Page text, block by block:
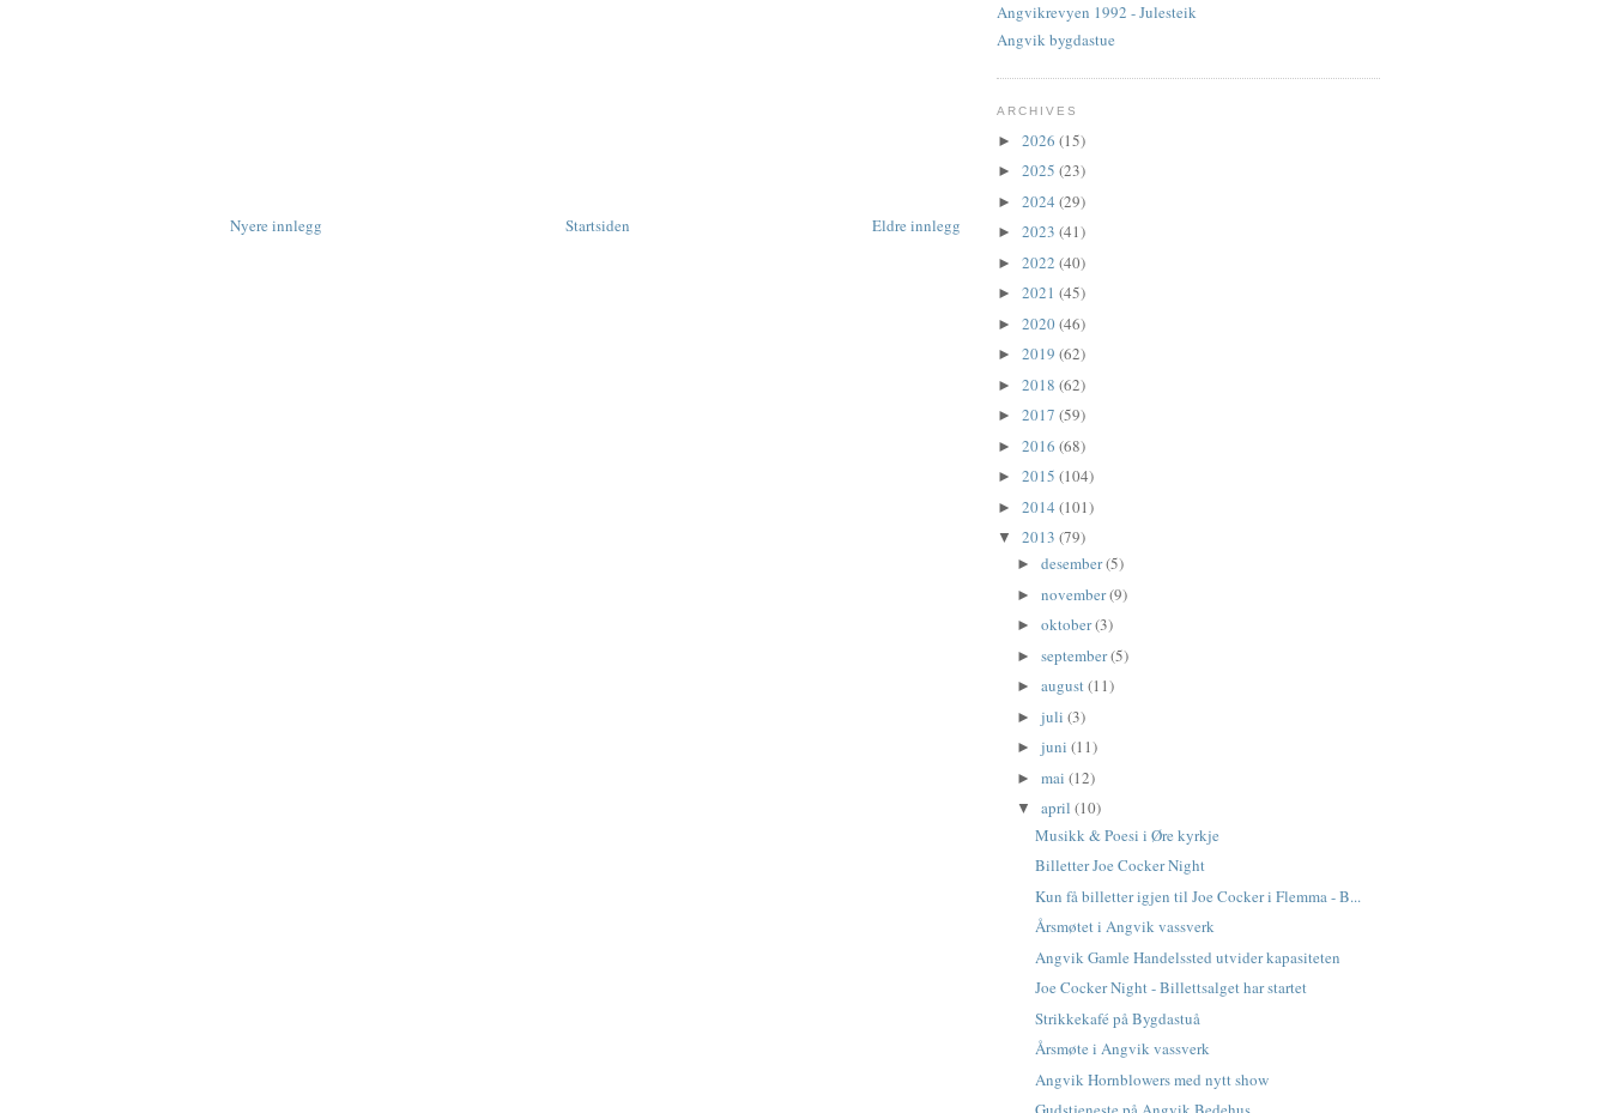
Nyere innlegg Eldre innlegg
Startsiden
Angvikrevyen 1992 - Julesteik
Angvik bygdastue
ARCHIVES
► 2026 (15)
► 2025 (23)
► 2024 (29)
► 2023 (41)
► 2022 (40)
► 2021 (45)
► 2020(46)
► 2019 (62)
► 2018 (62)
► 2017 (59)
► 2016 (68)
► 2015 (104)
► 2014 (101)
▼ 2013 (79)
► desember(5)
► november(9)
► oktober(3)
► september(5)
► august(11)
► juli (3)
► juni (11)
► mai (12)
▼ april (10)
Musikk & Poesi i Øre kyrkje
Billetter Joe Cocker Night
Kun få billetter igjen til Joe Cocker i Flemma - B...
Årsmøtet i Angvik vassverk
Angvik Gamle Handelssted utvider kapasiteten
Joe Cocker Night - Billettsalget har startet
Strikkekafé på Bygdastuå
Årsmøte i Angvik vassverk
Angvik Hornblowers med nytt show